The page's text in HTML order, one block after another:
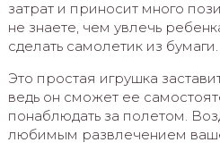
затрат и приносит много
не знаете, чем увлечь
сделать самолетик из бумаги.
Это простая игрушка
ведь он сможет ее
понаблюдать за полетом.
любимым развлечением